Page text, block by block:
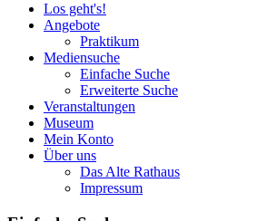
Los geht's!
Angebote
Praktikum
Mediensuche
Einfache Suche
Erweiterte Suche
Veranstaltungen
Museum
Mein Konto
Über uns
Das Alte Rathaus
Impressum